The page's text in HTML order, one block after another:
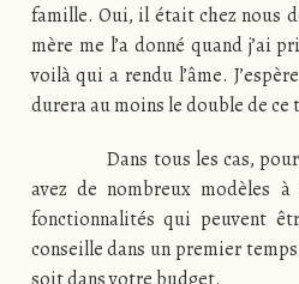
famille. Oui, il était chez nous
mère me l’a donné quand j’ai
voilà qui a rendu l’âme.
durera au moins le double de ce
Dans tous les cas, pour
avez de nombreux modèles
fonctionnalités qui peuvent
conseille dans un premier